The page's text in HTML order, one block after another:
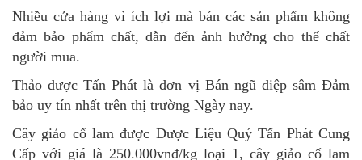
Nhiều cửa hàng vì ích lợi mà bán các sản phẩm không
đảm bảo phẩm chất, dẫn đến ảnh hưởng cho thể chất
người mua.
Thảo dược Tấn Phát là đơn vị Bán ngũ diệp sâm Đảm
bảo uy tín nhất trên thị trường Ngày nay.
Cây giảo cổ lam được Dược Liệu Quý Tấn Phát Cung
Cấp với giá là 250.000vnđ/kg loại 1, cây giảo cổ lam